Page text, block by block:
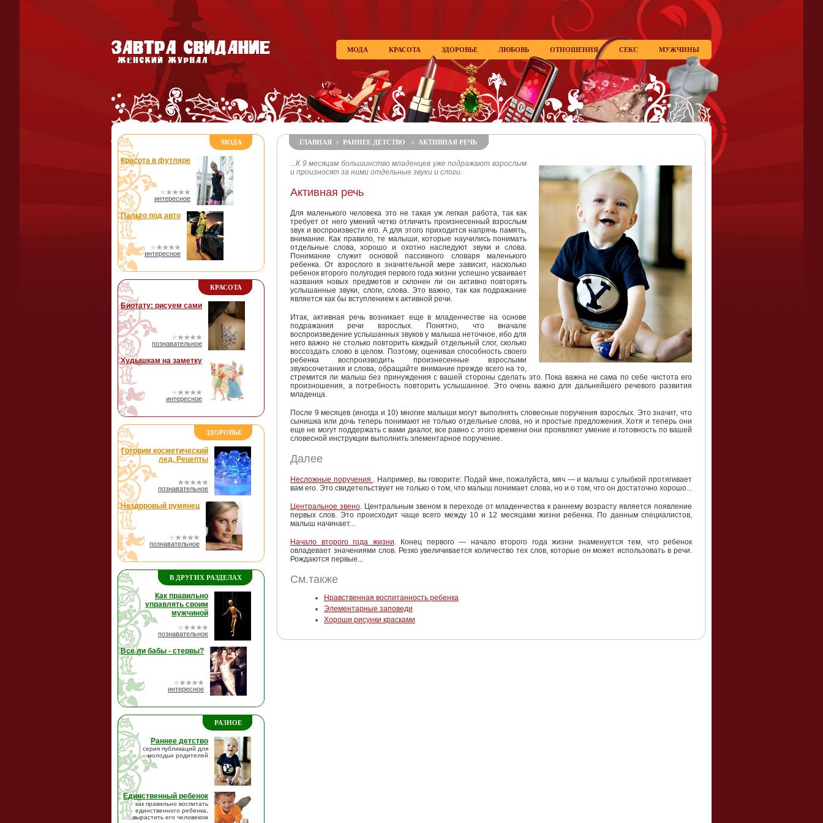
МОДА КРАСОТА ЗДОРОВЬЕ ЛЮБОВЬ ОТНОШЕНИЯ СЕКС МУЖЧИНЫ
МОДА
Красота в футляре
интересное
Пальто под авто
интересное
КРАСОТА
Биотату: рисуем сами
познавательное
Худышкам на заметку
интересное
ЗДОРОВЬЕ
Готовим косметический
лед. Рецепты
познавательное
Нездоровый румянец
познавательное
В ДРУГИХ РАЗДЕЛАХ
Как правильно
управлять своим
мужчиной
познавательное
Все ли бабы - стервы?
интересное
РАЗНОЕ
Раннее детство
серия публикаций для
молодых родителей
Единственный ребенок
как правильно воспитать
единственного ребенка,
вырастить его человеком
ГЛАВНАЯ > РАННЕЕ ДЕТСТВО > АКТИВНАЯ РЕЧЬ
...К 9 месяцам большинство младенцев уже подражают взрослым
и произносят за ними отдельные звуки и слоги.
Активная речь
Для маленького человека это не такая уж легкая работа, так как
требует от него умений четко отличить произнесенный взрослым
звук и воспроизвести его. А для этого приходится напрячь память,
внимание. Как правило, те малыши, которые научились понимать
отдельные слова, хорошо и охотно наследуют звуки и слова.
Понимание служит основой пассивного словаря маленького
ребенка. От взрослого в значительной мере зависит, насколько
ребенок второго полугодия первого года жизни успешно усваивает
названия новых предметов и склонен ли он активно повторять
услышанные звуки, слоги, слова. Это важно, так как подражание
является как бы вступлением к активной речи.
Итак, активная речь возникает еще в младенчестве на основе
подражания речи взрослых. Понятно, что вначале
воспроизведение услышанных звуков у малыша неточное, ибо для
него важно не столько повторить каждый отдельный слог, сколько
воссоздать слово в целом. Поэтому, оценивая способность своего
ребенка воспроизводить произнесенные взрослыми
звукосочетания и слова, обращайте внимание прежде всего на то,
стремится ли малыш без принуждения с вашей стороны сделать это. Пока важна не сама по себе чистота его
произношения, а потребность повторить услышанное. Это очень важно для дальнейшего речевого развития
младенца.
После 9 месяцев (иногда и 10) многие малыши могут выполнять словесные поручения взрослых. Это значит, что
сынишка или дочь теперь понимают не только отдельные слова, но и простые предложения. Хотя и теперь они
еще не могут поддержать с вами диалог, все равно с этого времени они проявляют умение и готовность по вашей
словесной инструкции выполнить элементарное поручение.
Далее
Несложные поручения . Например, вы говорите: Подай мне, пожалуйста, мяч — и малыш с улыбкой протягивает
вам его. Это свидетельствует не только о том, что малыш понимает слова, но и о том, что он достаточно хорошо...
Центральное звено. Центральным звеном в переходе от младенчества к раннему возрасту является появление
первых слов. Это происходит чаще всего между 10 и 12 месяцами жизни ребенка. По данным специалистов,
малыш начинает...
Начало второго года жизни. Конец первого — начало второго года жизни знаменуется тем, что ребенок
овладевает значениями слов. Резко увеличивается количество тех слов, которые он может использовать в речи.
Рождаются первые...
См.также
Нравственная воспитанность ребенка
Элементарные заповеди
Хороши рисунки красками